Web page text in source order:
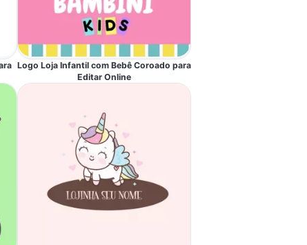
Logo Loja Infantil com Bebê Coroado para
Editar Online